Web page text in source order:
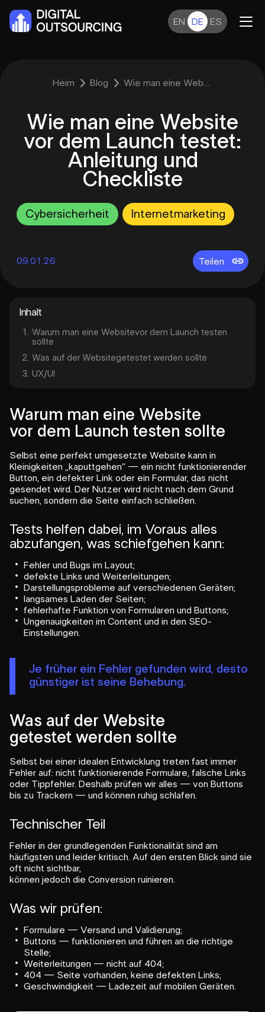
EN DE ES
Heim Blog
Wie man eine Website
vor dem Launch testet:
Anleitung und
Checkliste
Cybersicherheit Internetmarketing
09.01.26 Teilen
Inhalt
1. Warum man eine Websitevor dem Launch testen
sollte
2. Was auf der Websitegetestet werden sollte
3. UX/UI
Warum man eine Website
vor dem Launch testen sollte
Selbst eine perfekt umgesetzte Website kann in
Kleinigkeiten „kaputtgehen“ — ein nicht funktionierender
Button, ein defekter Link oder ein Formular, das nicht
gesendet wird. Der Nutzer wird nicht nach dem Grund
suchen, sondern die Seite einfach schließen.
Tests helfen dabei, im Voraus alles
abzufangen, was schiefgehen kann:
Fehler und Bugs im Layout;
defekte Links und Weiterleitungen;
Darstellungsprobleme auf verschiedenen Geräten;
langsames Laden der Seiten;
fehlerhafte Funktion von Formularen und Buttons;
Ungenauigkeiten im Content und in den SEO-
Einstellungen.
Je früher ein Fehler gefunden wird, desto
günstiger ist seine Behebung.
Was auf der Website
getestet werden sollte
Selbst bei einer idealen Entwicklung treten fast immer
Fehler auf: nicht funktionierende Formulare, falsche Links
oder Tippfehler. Deshalb prüfen wir alles — von Buttons
bis zu Trackern — und können ruhig schlafen.
Technischer Teil
Fehler in der grundlegenden Funktionalität sind am
häufigsten und leider kritisch. Auf den ersten Blick sind sie
oft nicht sichtbar,
können jedoch die Conversion ruinieren.
Was wir prüfen:
Formulare — Versand und Validierung;
Buttons — funktionieren und führen an die richtige
Stelle;
Weiterleitungen — nicht auf 404;
404 — Seite vorhanden, keine defekten Links;
Geschwindigkeit — Ladezeit auf mobilen Geräten.